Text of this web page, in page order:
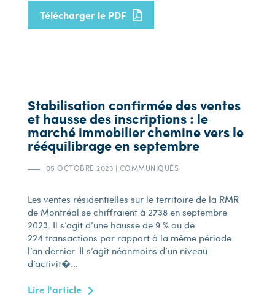
Télécharger le PDF
Stabilisation confirmée des ventes
et hausse des inscriptions : le
marché immobilier chemine vers le
rééquilibrage en septembre
05 OCTOBRE 2023 | COMMUNIQUÉS
Les ventes résidentielles sur le territoire de la RMR
de Montréal se chiffraient à 2 738 en septembre
2023. Il s’agit d’une hausse de 9 % ou de
224 transactions par rapport à la même période
l’an dernier. Il s’agit néanmoins d’un niveau
d’activit�...
Lire l'article